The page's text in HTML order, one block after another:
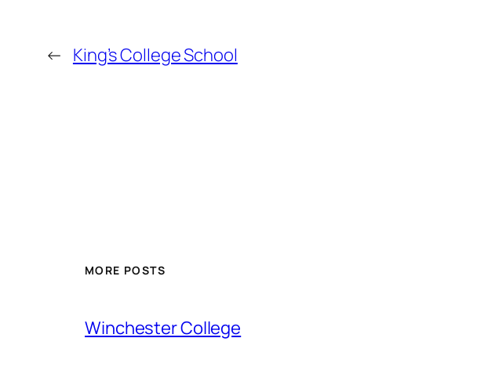
← King’s College School
MORE POSTS
Winchester College